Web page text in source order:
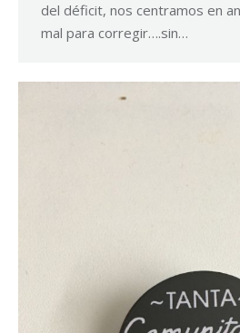
del déficit, nos centramos en
mal para corregir….sin…